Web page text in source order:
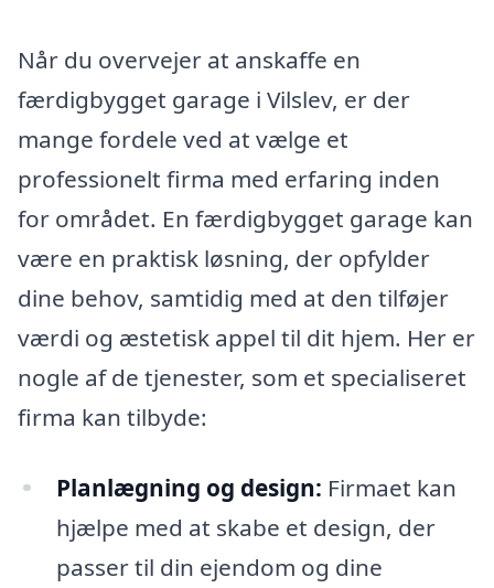
Når du overvejer at anskaffe en
færdigbygget garage i Vilslev, er der
mange fordele ved at vælge et
professionelt firma med erfaring inden
for området. En færdigbygget garage kan
være en praktisk løsning, der opfylder
dine behov, samtidig med at den tilføjer
værdi og æstetisk appel til dit hjem. Her er
nogle af de tjenester, som et specialiseret
firma kan tilbyde:
Planlægning og design: Firmaet kan
hjælpe med at skabe et design, der
passer til din ejendom og dine